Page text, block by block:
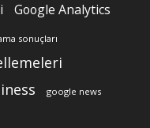
Google Analytics
sonuçları
google news